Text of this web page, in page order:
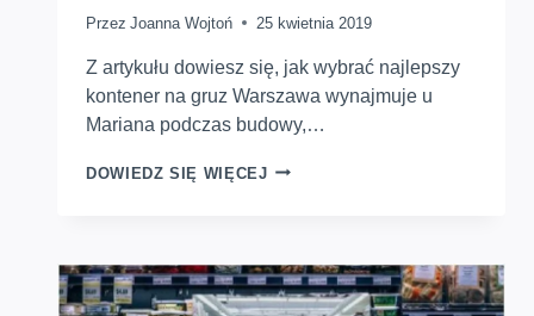
Przez Joanna Wojtoń 25 kwietnia 2019
Z artykułu dowiesz się, jak wybrać najlepszy
kontener na gruz Warszawa wynajmuje u
Mariana podczas budowy,…
DOWIEDZ SIĘ WIĘCEJKONTENER
GDZIE
ZAMÓWIĆ